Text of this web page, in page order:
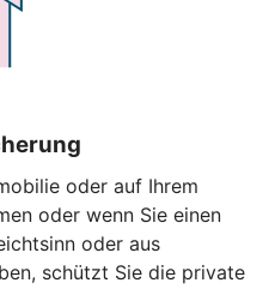
oder auf Ihrem
oder wenn Sie einen
oder aus
schützt Sie die private